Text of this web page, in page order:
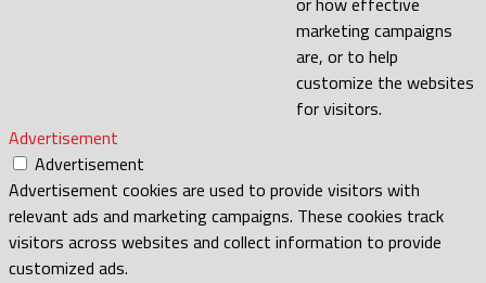
marketing campaigns
are, or to help
customize the websites
for visitors.
Advertisement
Advertisement
Advertisement cookies are used to provide visitors with
relevant ads and marketing campaigns. These cookies track
visitors across websites and collect information to provide
customized ads.